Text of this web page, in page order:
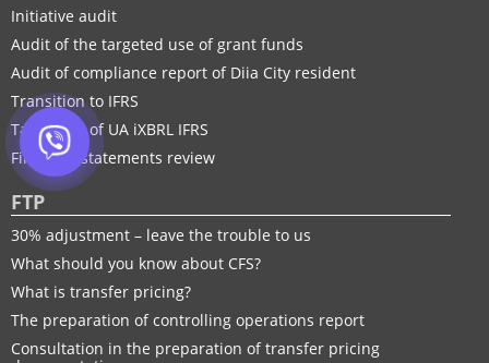
Initiative audit
Audit of the targeted use of grant funds
Audit of compliance report of Diia City resident
Transition to IFRS
Taxonomy of UA іXBRL IFRS
Financial statements review
FTP
30% adjustment – leave the trouble to us
What should you know about CFS?
What is transfer pricing?
The preparation of controlling operations report
Consultation in the preparation of transfer pricing